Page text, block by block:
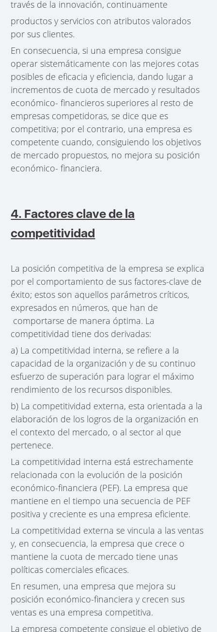
través de la innovación, continuamente
productos y servicios con atributos valorados
por sus clientes.
En consecuencia, si una empresa consigue
operar sistemáticamente con las mejores cotas
posibles de eficacia y eficiencia, dando lugar a
incrementos de cuota de mercado y resultados
económico- financieros superiores al resto de
empresas competidoras, se dice que es
competitiva; por el contrario, una empresa es
competente cuando, consiguiendo los objetivos
de mercado propuestos, no mejora su posición
económico- financiera.
4. Factores clave de la
competitividad
La posición competitiva de la empresa se explica
por el comportamiento de sus factores-clave de
éxito; estos son aquellos parámetros críticos,
expresados en números, que han de
comportarse de manera óptima. La
competitividad tiene dos derivadas:
a) La competitividad interna, se refiere a la
capacidad de la organización y de su continuo
esfuerzo de superación para lograr el máximo
rendimiento de los recursos disponibles.
b) La competitividad externa, esta orientada a la
elaboración de los logros de la organización en
el contexto del mercado, o al sector al que
pertenece.
La competitividad interna está estrechamente
relacionada con la evolución de la posición
económico-financiera (PEF). La empresa que
mantiene en el tiempo una secuencia de PEF
positiva y creciente es una empresa eficiente.
La competitividad externa se vincula a las ventas
y, en consecuencia, la empresa que crece o
mantiene la cuota de mercado tiene unas
políticas comerciales eficaces.
En resumen, una empresa que mejora su
posición económico-financiera y crecen sus
ventas es una empresa competitiva.
La empresa competente consigue el objetivo de